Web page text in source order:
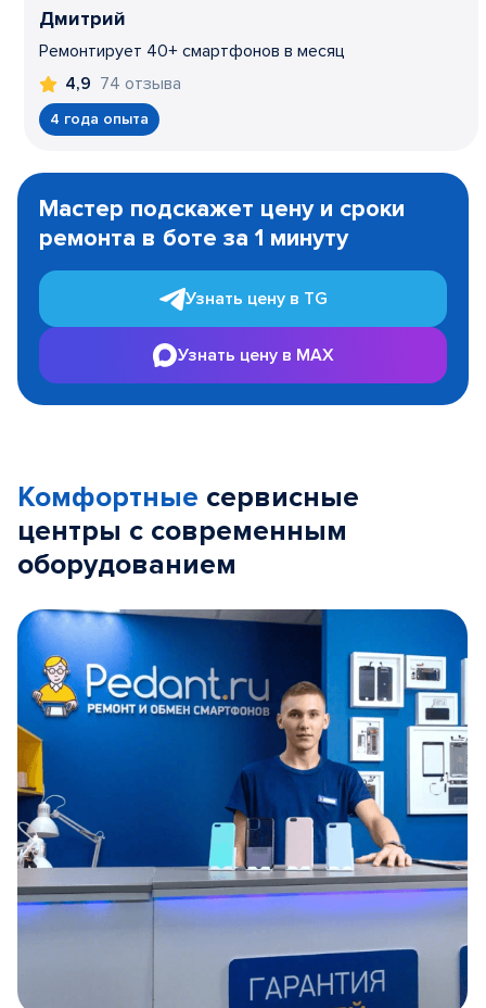
Дмитрий
Ремонтирует 40+ смартфонов в месяц
4,9 74 отзыва
4 года опыта
1
Мастер подскажет цену и сроки
ремонта в боте за 1 минуту
Узнать цену в TG
Узнать цену в MAX
Комфортные сервисные
центры с современным
оборудованием